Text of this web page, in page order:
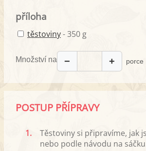
příloha
těstoviny- 350 g
Množství na − + porce
POSTUP PŘÍPRAVY
1.
Těstoviny si připravíme, jak
nebo podle návodu na